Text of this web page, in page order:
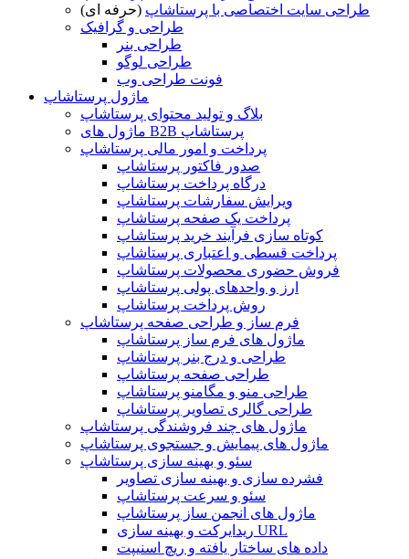
طراحی سایت اختصاصی با پرستاشاپ (حرفه ای)
طراحی و گرافیک
طراحی بنر
طراحی لوگو
فونت طراحی وب
ماژول پرستاشاپ
بلاگ و تولید محتوای پرستاشاپ
ماژول های B2B پرستاشاپ
پرداخت و امور مالی پرستاشاپ
صدور فاکتور پرستاشاپ
درگاه پرداخت پرستاشاپ
ویرایش سفارشات پرستاشاپ
پرداخت یک صفحه پرستاشاپ
کوتاه سازی فرآیند خرید پرستاشاپ
پرداخت قسطی و اعتباری پرستاشاپ
فروش حضوری محصولات پرستاشاپ
ارز و واحدهای پولی پرستاشاپ
روش پرداخت پرستاشاپ
فرم ساز و طراحی صفحه پرستاشاپ
ماژول های فرم ساز پرستاشاپ
طراحی و درج بنر پرستاشاپ
طراحی صفحه پرستاشاپ
طراحی منو و مگامنو پرستاشاپ
طراحی گالری تصاویر پرستاشاپ
ماژول های چند فروشندگی پرستاشاپ
ماژول های پیمایش و جستجوی پرستاشاپ
سئو و بهینه سازی پرستاشاپ
فشرده سازی و بهینه سازی تصاویر
سئو و سرعت پرستاشاپ
ماژول های انجمن ساز پرستاشاپ
ریدایرکت و بهینه سازی URL
داده های ساختار یافته و ریچ اسنیپت